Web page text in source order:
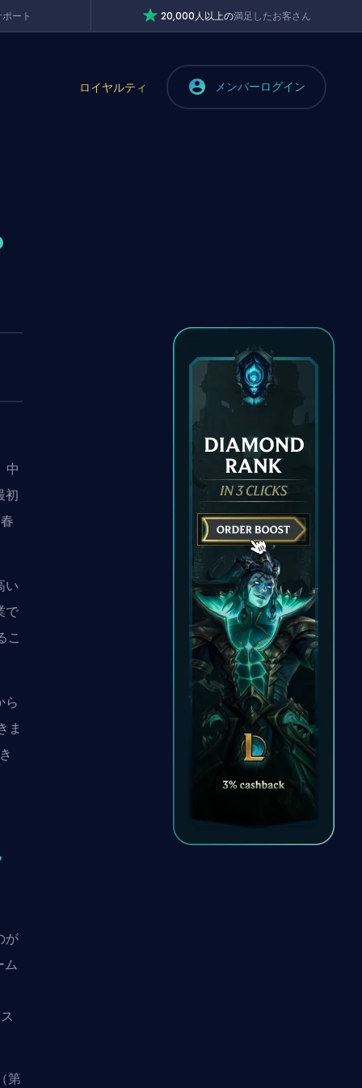
ート 20,000人以上の満足したお客さん
ロイヤルティ メンバーログイン
中
初
い
で
こ
ら
ま
が
ム
第